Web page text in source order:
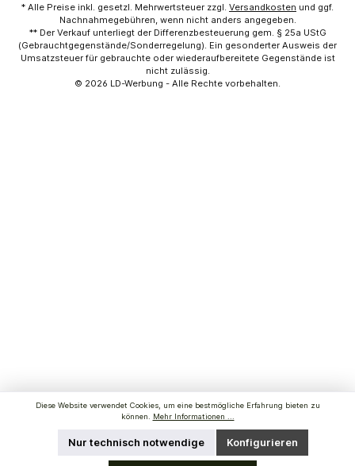
* Alle Preise inkl. gesetzl. Mehrwertsteuer zzgl. Versandkosten und ggf.
Nachnahmegebühren, wenn nicht anders angegeben.
** Der Verkauf unterliegt der Differenzbesteuerung gem. § 25a UStG
(Gebrauchtgegenstände/Sonderregelung). Ein gesonderter Ausweis der
Umsatzsteuer für gebrauchte oder wiederaufbereitete Gegenstände ist
nicht zulässig.
© 2026 LD-Werbung - Alle Rechte vorbehalten.
Diese Website verwendet Cookies, um eine bestmögliche Erfahrung bieten zu
können.
Mehr Informationen ...
Nur technisch notwendige Konfigurieren